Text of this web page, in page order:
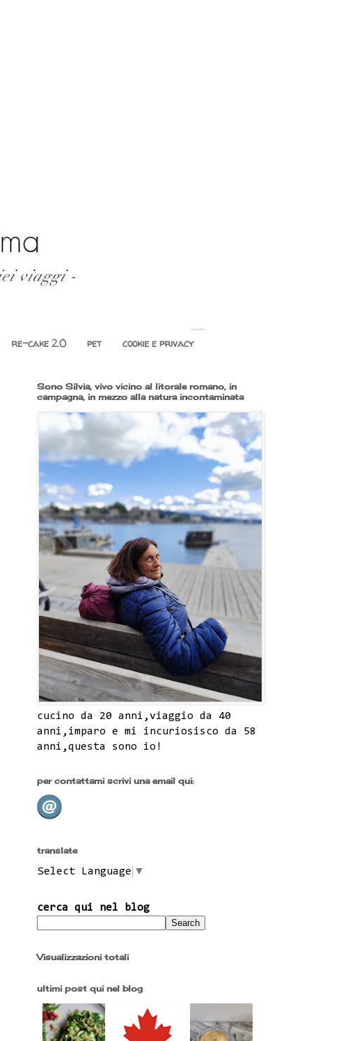
re-cake 2.0 pet cookie e privacy
Sono Silvia, vivo vicino al litorale romano, in
campagna, in mezzo alla natura incontaminata
cucino da 20 anni,viaggio da 40
anni,imparo e mi incuriosisco da 58
anni,questa sono io!
per contattami scrivi una email qui:
translate
Select Language ▼
cerca qui nel blog
Visualizzazioni totali
ultimi post qui nel blog